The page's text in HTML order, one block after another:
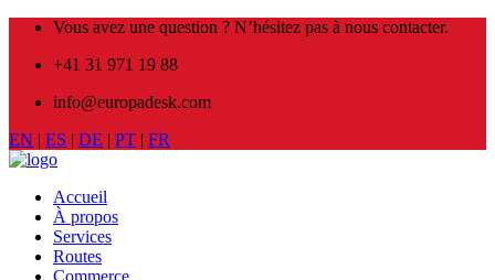
Vous avez une question ? N’hésitez pas à nous contacter.
+41 31 971 19 88
info@europadesk.com
EN | ES | DE | PT | FR
Accueil
À propos
Services
Routes
Commerce